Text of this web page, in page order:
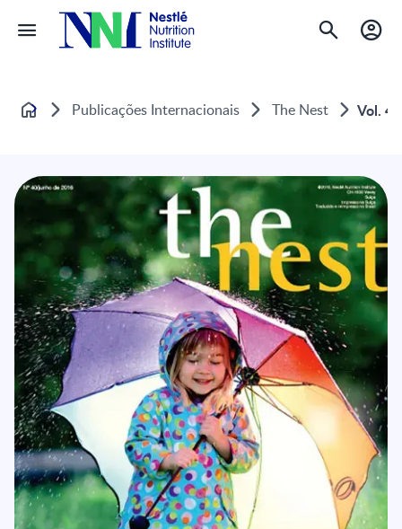
Home Publicações Internacionais The Nest Vol.